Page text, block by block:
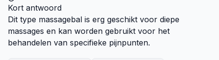
Kort antwoord
Dit type massagebal is erg geschikt voor diepe
massages en kan worden gebruikt voor het
behandelen van specifieke pijnpunten.